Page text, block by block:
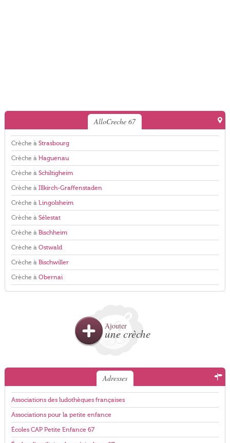
AlloCreche 67
Crèche à Strasbourg
Crèche à Haguenau
Crèche à Schiltigheim
Crèche à Illkirch-Graffenstaden
Crèche à Lingolsheim
Crèche à Sélestat
Crèche à Bischheim
Crèche à Ostwald
Crèche à Bischwiller
Crèche à Obernai
Ajouter
une crèche
Adresses
Associations des ludothèques françaises
Associations pour la petite enfance
Écoles CAP Petite Enfance 67